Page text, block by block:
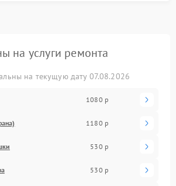
на услуги ремонта
на текущую дату 07.08.2026
1080 р
1180 р
530 р
530 р